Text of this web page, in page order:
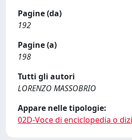
Pagine (da)
192
Pagine (a)
198
Tutti gli autori
LORENZO MASSOBRIO
Appare nelle tipologie:
02D-Voce di enciclopedia o